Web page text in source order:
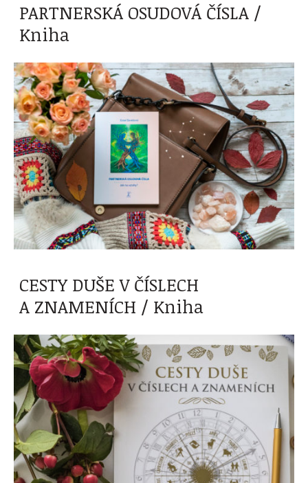
PARTNERSKÁ OSUDOVÁ ČÍSLA /
Kniha
CESTY DUŠE V ČÍSLECH
A ZNAMENÍCH / Kniha